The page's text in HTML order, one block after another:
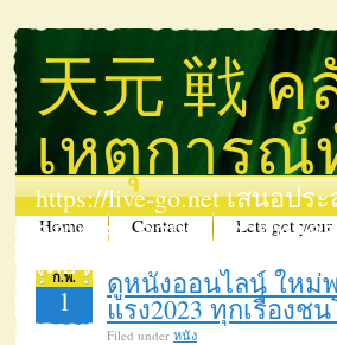
天元 戦
เหตุการ
https://live-go.net เสนอ
ออนไลน์ ด้วยการถ่ายทอ
เดียว 院生序列
Home Contact Lets get
ดูหนังออนไลน์ ใหม่
แรง2023 ทุกเรื่องช
Filed under หนัง
ก.พ.
1